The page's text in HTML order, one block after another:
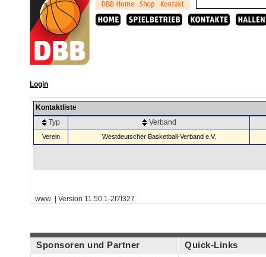
Login
Kontaktliste
Typ
Verband
Verein Westdeutscher Basketball-Verband e.V.
www | Version 11.50.1-2f7f327
Sponsoren und Partner Quick-Links